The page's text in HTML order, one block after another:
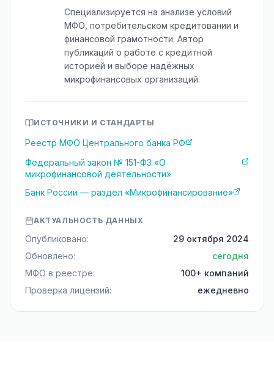
Специализируется на анализе условий
МФО, потребительском кредитовании и
финансовой грамотности. Автор
публикаций о работе с кредитной
историей и выборе надёжных
микрофинансовых организаций.
ИСТОЧНИКИ И СТАНДАРТЫ
Реестр МФО Центрального банка РФ
Федеральный закон № 151-ФЗ «О
микрофинансовой деятельности»
Банк России — раздел «Микрофинансирование»
АКТУАЛЬНОСТЬ ДАННЫХ
Опубликовано:
29 октября 2024
Обновлено:
сегодня
МФО в реестре:
100+ компаний
Проверка лицензий:
ежедневно